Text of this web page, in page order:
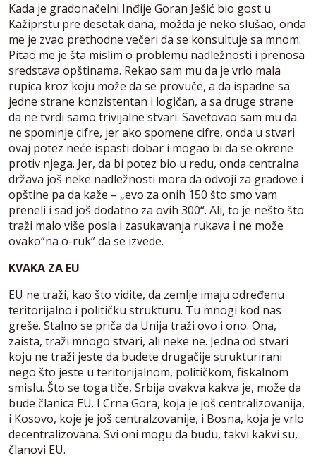
Kada je gradonačelni Inđije Goran Ješić bio gost u
Kažiprstu pre desetak dana, možda je neko slušao, onda
me je zvao prethodne večeri da se konsultuje sa mnom.
Pitao me je šta mislim o problemu nadležnosti i prenosa
sredstava opštinama. Rekao sam mu da je vrlo mala
rupica kroz koju može da se provuče, a da ispadne sa
jedne strane konzistentan i logičan, a sa druge strane
da ne tvrdi samo trivijalne stvari. Savetovao sam mu da
ne spominje cifre, jer ako spomene cifre, onda u stvari
ovaj potez neće ispasti dobar i mogao bi da se okrene
protiv njega. Jer, da bi potez bio u redu, onda centralna
država još neke nadležnosti mora da odvoji za gradove i
opštine pa da kaže – „evo za onih 150 što smo vam
preneli i sad još dodatno za ovih 300“. Ali, to je nešto što
traži malo više posla i zasukavanja rukava i ne može
ovako”na o-ruk” da se izvede.
KVAKA ZA EU
EU ne traži, kao što vidite, da zemlje imaju određenu
teritorijalno i političku strukturu. Tu mnogi kod nas
greše. Stalno se priča da Unija traži ovo i ono. Ona,
zaista, traži mnogo stvari, ali neke ne. Jedna od stvari
koju ne traži jeste da budete drugačije strukturirani
nego što jeste u teritorijalnom, političkom, fiskalnom
smislu. Što se toga tiče, Srbija ovakva kakva je, može da
bude članica EU. I Crna Gora, koja je još centralizovanija,
i Kosovo, koje je još centralzovanije, i Bosna, koja je vrlo
decentralizovana. Svi oni mogu da budu, takvi kakvi su,
članovi EU.